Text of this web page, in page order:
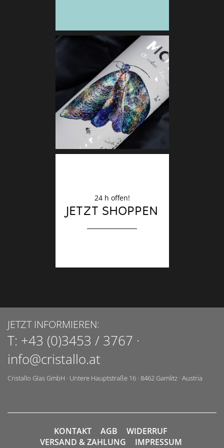
24 h offen!
JETZT SHOPPEN
JETZT INFORMIEREN:
T: +43 (0)3453 / 3767 ·
info@cristallo.at
Cristallo Glas GmbH · Untere Hauptstraße 16 · 8462Gamlitz · Austria
KONTAKT AGB
WIDERRUF
VERSAND & ZAHLUNG
IMPRESSUM